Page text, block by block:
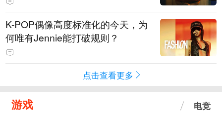
K-POP偶像高度标准化的今天，为
何唯有Jennie能打破规则？
点击查看更多
游戏 电竞